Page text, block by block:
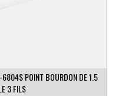
6804S POINT BOURDON DE 1.5
3 FILS